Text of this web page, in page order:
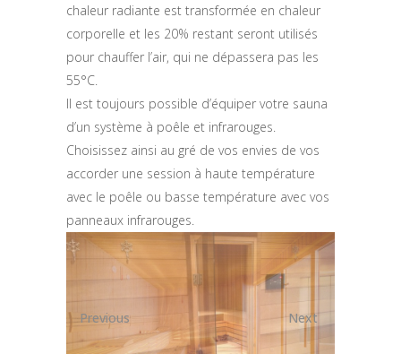
chaleur radiante est transformée en chaleur
corporelle et les 20% restant seront utilisés
pour chauffer l’air, qui ne dépassera pas les
55°C.
Il est toujours possible d’équiper votre sauna
d’un système à poêle et infrarouges.
Choisissez ainsi au gré de vos envies de vos
accorder une session à haute température
avec le poêle ou basse température avec vos
panneaux infrarouges.
Previous Next